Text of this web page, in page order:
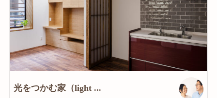
光をつかむ家（light ...